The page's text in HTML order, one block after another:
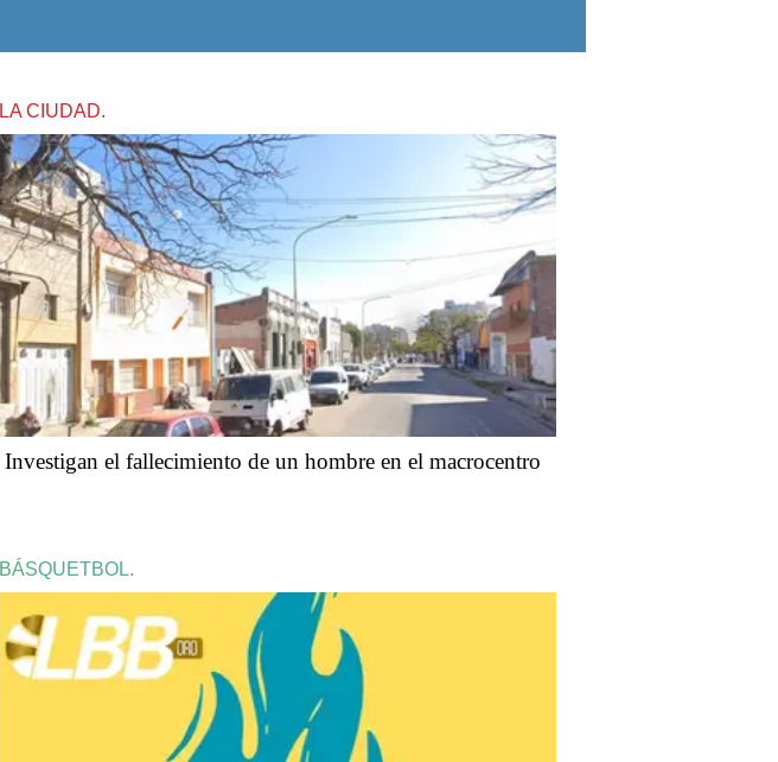
LA CIUDAD.
Investigan el fallecimiento de un hombre en el macrocentro
BÁSQUETBOL.